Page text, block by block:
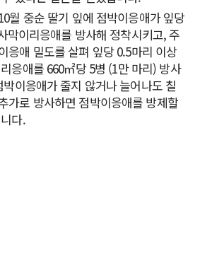
월 중순 딸기 잎에 점박이응애가 잎당
막이리응애를 방사해 정착시키고, 주
응애 밀도를 살펴 잎당 0.5마리 이상
응애를 660㎡당 5병 (1만 마리) 방사
이응애가 줄지 않거나 늘어나도 칠
가로 방사하면 점박이응애를 방제할
다.